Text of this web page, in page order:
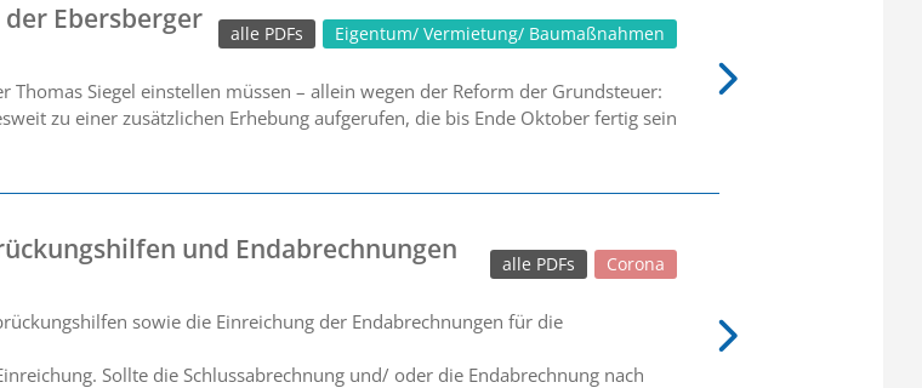
Ebersberger
Eigentum/ Vermietung/ Baumaßnahmen
alle PDFs
Siegel einstellen müssen – allein wegen der Reform der Grundsteuer:
zu einer zusätzlichen Erhebung aufgerufen, die bis Ende Oktober fertig sein
und Endabrechnungen
Corona
alle PDFs
sowie die Einreichung der Endabrechnungen für die
Sollte die Schlussabrechnung und/ oder die Endabrechnung nach